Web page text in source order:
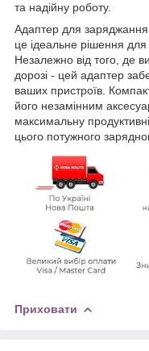
та надійну роботу.
Адаптер для
це ідеальне рішення для
Незалежно від того, де
дорозі - цей адаптер
ваших пристроїв.
його незамінним
максимальну
цього потужного
Приховати